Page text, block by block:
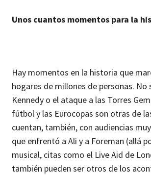
Unos cuantos momentos para la
Hay momentos en la historia que
hogares de millones de personas.
Kennedy o el ataque a las Torres
fútbol y las Eurocopas son otras de
cuentan, también, con audiencias
que enfrentó a Ali y a Foreman (allá
musical, citas como el Live Aid de
también pueden ser otros de los